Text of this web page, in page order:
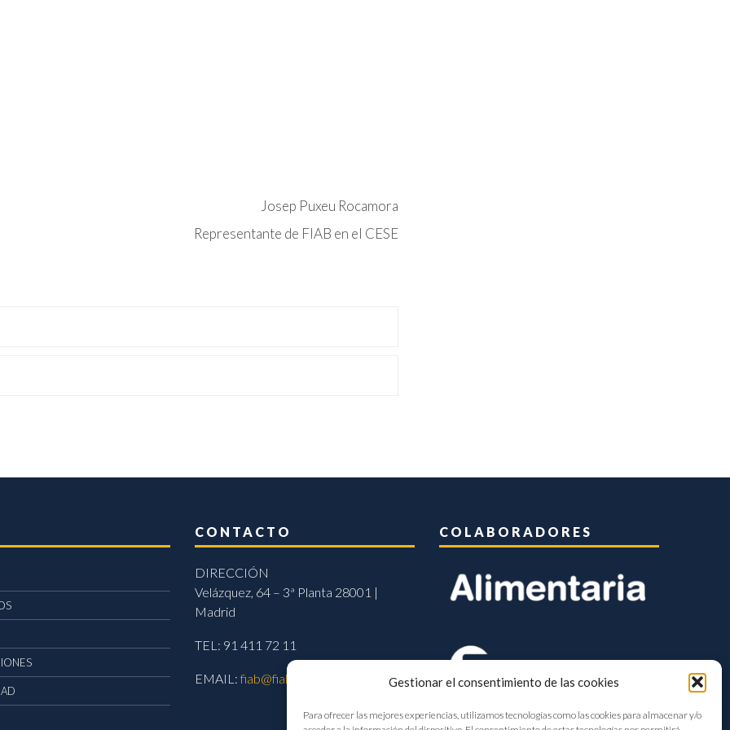
Gestionar el consentimiento de las cookies
Para ofrecer las mejores experiencias, utilizamos tecnologías como las cookies para almacenar y/o
Josep Puxeu Rocamora
Representante de FIAB en el CESE
CONTACTO
DIRECCIÓN
Velázquez, 64 – 3ª Planta 28001 |
Madrid
TEL: 91 411 72 11
EMAIL:fiab@fiab.es
COLABORADORES